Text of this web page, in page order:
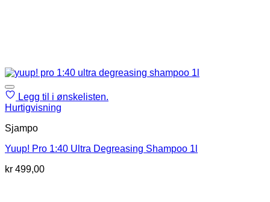
Legg til i ønskelisten.
Hurtigvisning
Sjampo
Yuup! Pro 1:40 Ultra Degreasing Shampoo 1l
kr 499,00